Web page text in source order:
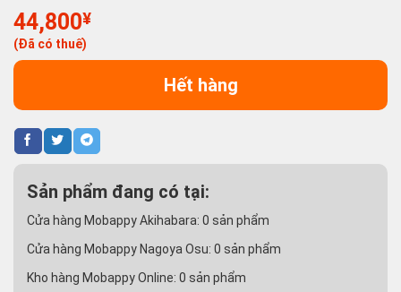
44,800¥
(Đã có thuế)
Hết hàng
Sản phẩm đang có tại:
Cửa hàng Mobappy Akihabara: 0 sản phẩm
Cửa hàng Mobappy Nagoya Osu: 0 sản phẩm
Kho hàng Mobappy Online: 0 sản phẩm